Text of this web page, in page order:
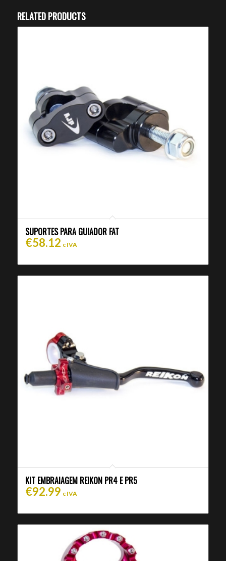
RELATED PRODUCTS
SUPORTES PARA GUIADOR FAT
€58.12 c IVA
KIT EMBRAIAGEM REIKON PR4 E PR5
€92.99 c IVA